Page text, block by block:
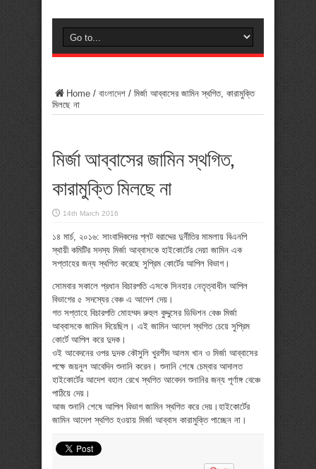
Home / বাংলাদেশ / মির্জা আব্বাসের জামিন স্থগিত, কারামুক্তি
মিলছে না
মির্জা আব্বাসের জামিন স্থগিত,
কারামুক্তি মিলছে না
14th March 2016
১৪ মার্চ, ২০১৬: সাংবাদিকদের প্লট বরাদ্দের দুর্নীতির মামলায় বিএনপি
স্থায়ী কমিটির সদস্য মির্জা আব্বাসকে হাইকোর্টের দেয়া জামিন এক
সপ্তাহের জন্য স্থগিত করেছে সুপ্রিম কোর্টের আপিল বিভাগ।
সোমবার সকালে প্রধান বিচারপতি এসকে সিনহার নেতৃত্বাধীন আপিল
বিভাগের ৫ সদস্যের বেঞ্চ এ আদেশ দেয়।
গত সপ্তাহে বিচারপতি মোহম্মদ রুহুল কুদ্দুসের ডিভিশন বেঞ্চ মির্জা
আব্বাসকে জামিন দিয়েছিল। এই জামিন আদেশ স্থগিত চেয়ে সুপ্রিম
কোর্টে আপিল করে দুদক।
ওই আবেদনের ওপর দুদক কৌসুলি খুরশীদ আলম খান ও মির্জা আব্বাসের
পক্ষে জয়নুল আবেদিন শুনানি করেন। শুনানি শেষে চেম্বার আদালত
হাইকোর্টের আদেশ বহাল রেখে স্থগিত আবেদন শুনানির জন্য পূর্ণাঙ্গ বেঞ্চে
পাঠিয়ে দেয়।
আজ শুনানি শেষে আপিল বিভাগ জামিন স্থগিত করে দেয়।হাইকোর্টের
জামিন আদেশ স্থগিত হওয়ায় মির্জা আব্বাস কারামুক্তি পাচ্ছেন না।